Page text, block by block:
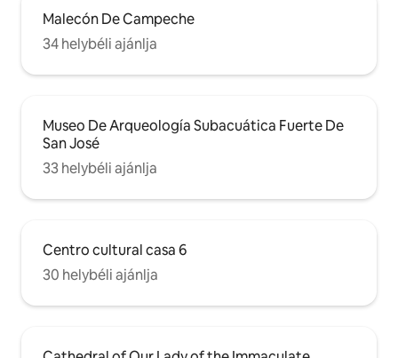
Malecón De Campeche
34 helybéli ajánlja
Museo De Arqueología Subacuática Fuerte De
San José
33 helybéli ajánlja
Centro cultural casa 6
30 helybéli ajánlja